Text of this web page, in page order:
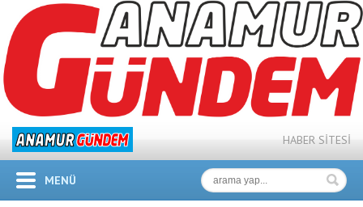
HABER SİTESİ
MENÜ